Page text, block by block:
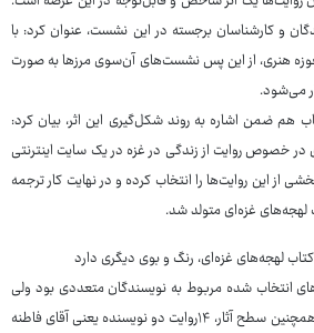
و کارشناسان برجسته در این نشست، عنوان کرد: با
حوزه هنری، از این پس نشست‌های آن‌سوی مرزها به صورت
می‌شود.
هم ضمن اشاره به روند شکل‌گیری این اثر، بیان کرد:
خصوص روایت از زندگی در غزه در یک سایت اینترنتی
از این روایت‌ها را انتخاب کرده و در نهایت کار ترجمه
لهجه‌های غزه‌ای متولد شد.
لهجه‌های غزه‌ای، رنگ و بوی دیگری دارد
انتخاب شده مربوط به نویسندگان متعددی بود ولی
در نهایت به دلیل زبان مناسب و همچنین سطح آثار، ۱۴روایت دو نویسنده یعنی آقای فاطنه